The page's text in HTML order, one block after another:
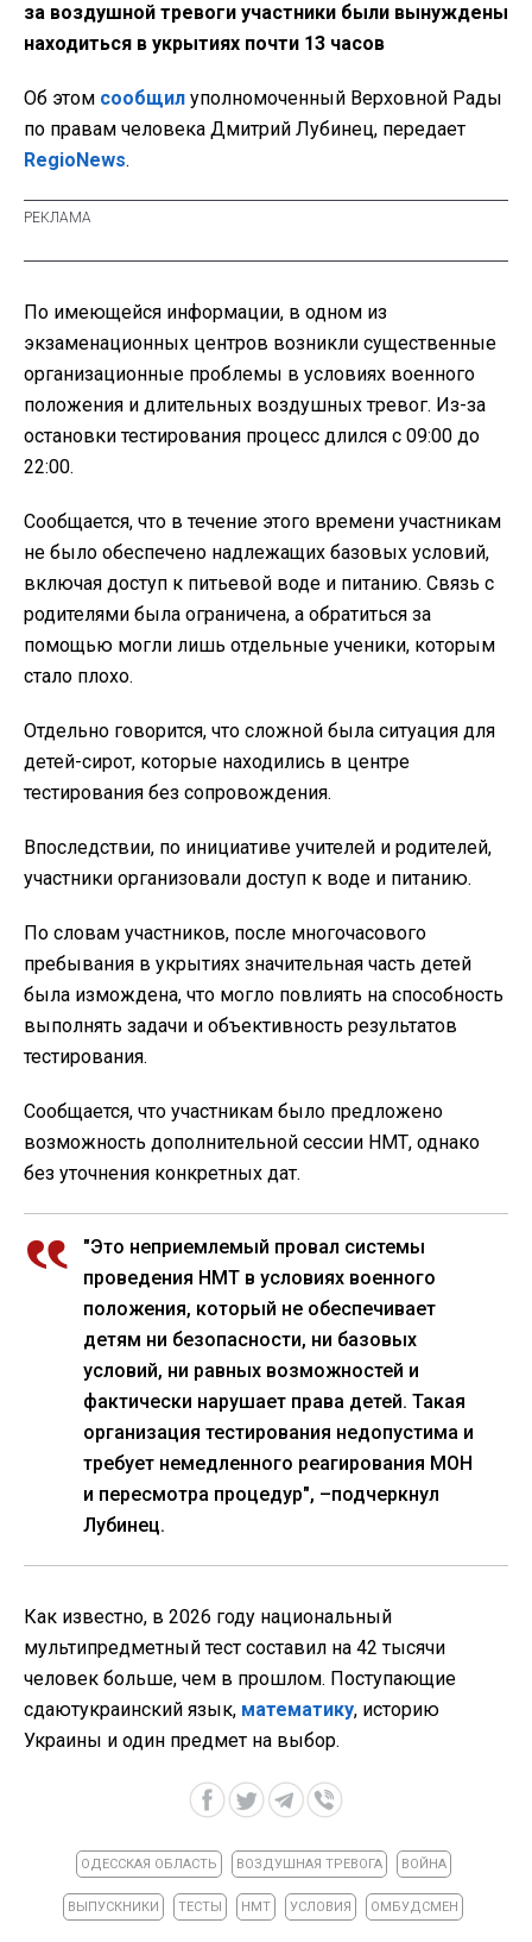
за воздушной тревоги участники были вынуждены
находиться в укрытиях почти 13 часов
Об этом сообщил уполномоченный Верховной Рады
по правам человека Дмитрий Лубинец, передает
RegioNews.
По имеющейся информации, в одном из
экзаменационных центров возникли существенные
организационные проблемы в условиях военного
положения и длительных воздушных тревог. Из-за
остановки тестирования процесс длился с 09:00 до
22:00.
Сообщается, что в течение этого времени участникам
не было обеспечено надлежащих базовых условий,
включая доступ к питьевой воде и питанию. Связь с
родителями была ограничена, а обратиться за
помощью могли лишь отдельные ученики, которым
стало плохо.
Отдельно говорится, что сложной была ситуация для
детей-сирот, которые находились в центре
тестирования без сопровождения.
Впоследствии, по инициативе учителей и родителей,
участники организовали доступ к воде и питанию.
По словам участников, после многочасового
пребывания в укрытиях значительная часть детей
была измождена, что могло повлиять на способность
выполнять задачи и объективность результатов
тестирования.
Сообщается, что участникам было предложено
возможность дополнительной сессии НМТ, однако
без уточнения конкретных дат.
"Это неприемлемый провал системы
проведения НМТ в условиях военного
положения, который не обеспечивает
детям ни безопасности, ни базовых
условий, ни равных возможностей и
фактически нарушает права детей. Такая
организация тестирования недопустима и
требует немедленного реагирования МОН
и пересмотра процедур", –подчеркнул
Лубинец.
Как известно, в 2026 году национальный
мультипредметный тест составил на 42 тысячи
человек больше, чем в прошлом. Поступающие
сдаютукраинский язык, математику, историю
Украины и один предмет на выбор.
ОДЕССКАЯ ОБЛАСТЬ ВОЗДУШНАЯ ТРЕВОГА ВОЙНА
ВЫПУСКНИКИ ТЕСТЫ НМТ УСЛОВИЯ ОМБУДСМЕН